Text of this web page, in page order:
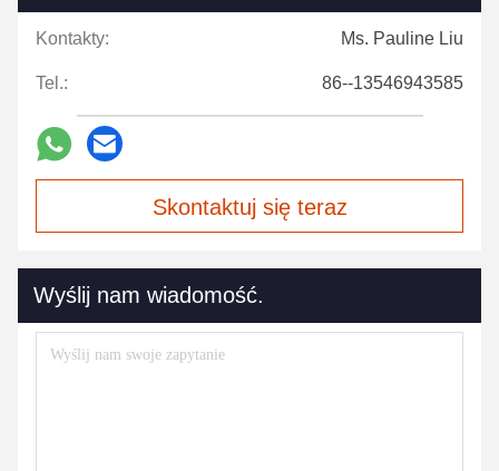
Kontakty: Ms. Pauline Liu
Tel.: 86--13546943585
Skontaktuj się teraz
Wyślij nam wiadomość.